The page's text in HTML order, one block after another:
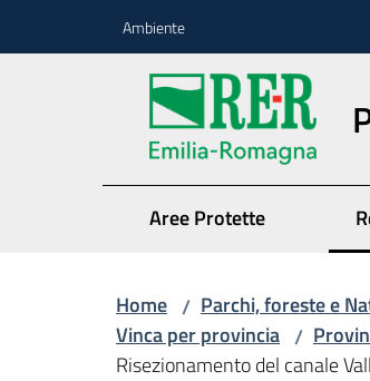
Ambiente
Aree Protette
Home / Parchi, foreste e
Vinca per provincia /
Risezionamento del canale